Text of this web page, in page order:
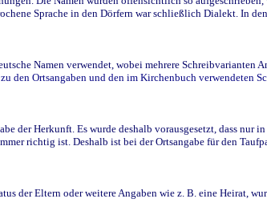
Sprache in den Dörfern war schließlich Dialekt. In
Namen verwendet, wobei mehrere
den Ortsangaben und den im Kirchenbuch verwendeten
der Herkunft. Es wurde deshalb vorausgesetzt, dass
richtig ist. Deshalb ist bei der Ortsangabe für den
der Eltern oder weitere Angaben wie z. B. eine Heirat,